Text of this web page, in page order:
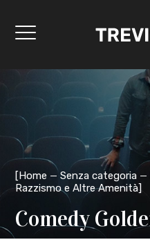
[Home Senza categoria
Razzismo e Altre Amenità]
Comedy